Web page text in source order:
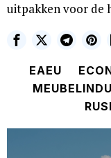
uitpakken voor de
EAEU